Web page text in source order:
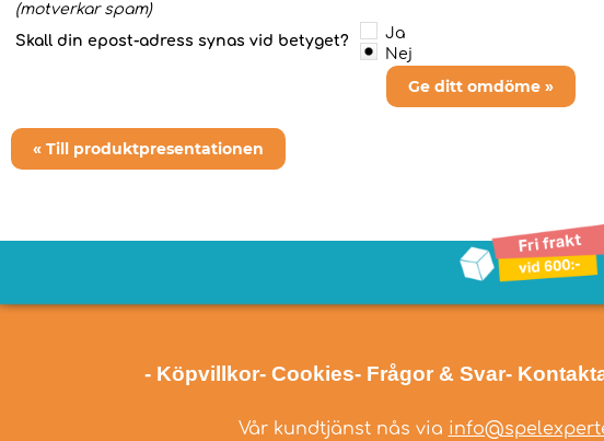
(motverkar spam)
Skall din epost-adress synas vid betyget?
Ja
Nej
Ge ditt omdöme »
« Till produktpresentationen
- Köpvillkor- Cookies- Frågor & Svar-
Vår kundtjänst nås via